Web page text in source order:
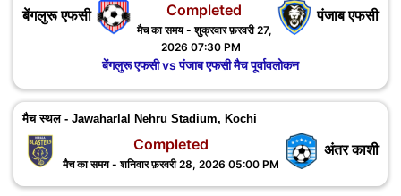
बेंगलुरू एफसी पंजाब एफसी
Completed
मैच का समय - शुक्रवार फ़रवरी 27,
2026 07:30 PM
बेंगलुरू एफसी vs पंजाब एफसी मैच पूर्वावलोकन
मैच स्थल - Jawaharlal Nehru Stadium, Kochi
अंतर काशी
Completed
मैच का समय - शनिवार फ़रवरी 28, 2026 05:00 PM